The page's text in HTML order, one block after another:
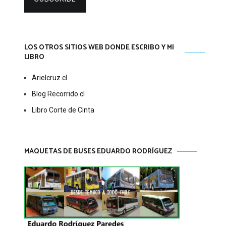
LOS OTROS SITIOS WEB DONDE ESCRIBO Y MI
LIBRO
Arielcruz.cl
Blog Recorrido.cl
Libro Corte de Cinta
MAQUETAS DE BUSES EDUARDO RODRÍGUEZ